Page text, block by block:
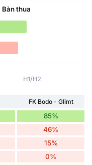
Bàn thua
H1/H2
FK Bodo - Glimt
85%
46%
15%
0%